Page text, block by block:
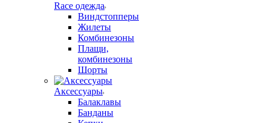
Race одежда
Виндстопперы
Жилеты
Комбинезоны
Плащи,
комбинезоны
Шорты
Аксессуары
Балаклавы
Банданы